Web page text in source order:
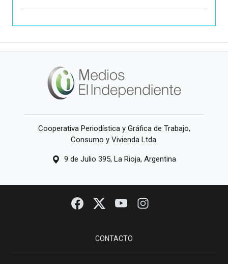
Cooperativa Periodística y Gráfica de Trabajo,
Consumo y Vivienda Ltda.
9 de Julio 395, La Rioja, Argentina
CONTACTO